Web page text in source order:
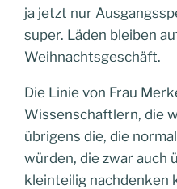
ja jetzt nur
super. Läden bleiben
Weihnachtsgeschäft.
Die Linie von Frau
Wissenschaftlern, die
übrigens die, die
würden, die zwar auch
kleinteilig nachdenken